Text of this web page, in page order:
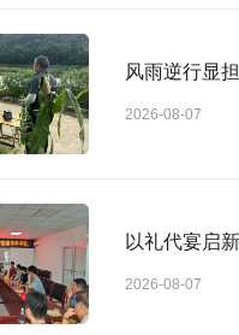
风雨逆行显
2026-08-07
以礼代宴启
2026-08-07